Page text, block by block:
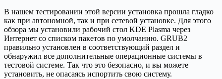
В нашем тестировании этой версии установка прошла гладко
как при автономной, так и при сетевой установке. Для этого
обзора мы установили рабочий стол KDE Plasma через
Интернет со списком пакетов по умолчанию. GRUB2
правильно установлен в соответствующий раздел и
обнаружил все дополнительные операционные системы в
тестовой системе. Так что это безопасно, и вы можете
установить, не опасаясь испортить свою систему.